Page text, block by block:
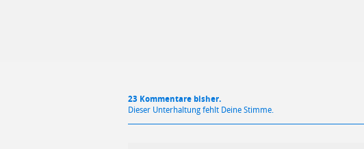
23 Kommentare bisher.
Dieser Unterhaltung fehlt Deine Stimme.